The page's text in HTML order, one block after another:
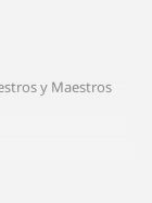
y Maestros